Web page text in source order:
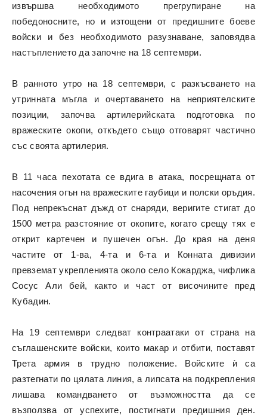
извършва необходимото прегрупиране на
победоносните, но и изтощени от предишните боеве
войски и без необходимото разузнаване, заповядва
настъплението да започне на 18 септември.
В ранното утро на 18 септември, с разкъсването на
утринната мъгла и очертаването на неприятелските
позиции, започва артилерийската подготовка по
вражеските окопи, откъдето също отговарят частично
със своята артилерия.
В 11 часа пехотата се вдига в атака, посрещната от
насочения огън на вражеските гаубици и полски оръдия.
Под непрекъснат дъжд от снаряди, веригите стигат до
1500 метра разстояние от окопите, когато срещу тях е
открит картечен и пушечен огън. До края на деня
частите от 1-ва, 4-та и 6-та и Конната дивизии
превземат укрепленията около село Кокарджа, чифлика
Сосус Али бей, както и част от височините пред
Кубадин.
На 19 септември следват контраатаки от страна на
съглашенските войски, които макар и отбити, поставят
Трета армия в трудно положение. Войските ѝ са
разтегнати по цялата линия, а липсата на подкрепления
лишава командването от възможността да се
възползва от успехите, постигнати предишния ден.